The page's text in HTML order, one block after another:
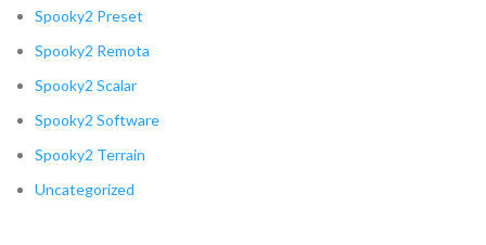
Spooky2 Preset
Spooky2 Remota
Spooky2 Scalar
Spooky2 Software
Spooky2 Terrain
Uncategorized